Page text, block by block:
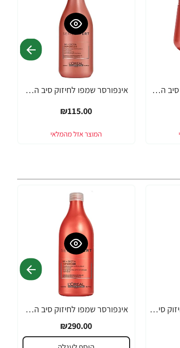
אינפורסר מסכה לחיזוק סיב השערה SERIE EXPERT ביוטין 250 מ"ל - מבית לוריאל פרופסיונל
אינפורסר שמפו לחיזוק סיב השערה SERIE EXPERT ביוטין 500 מ"ל - מבית לוריאל פרופסיונל
₪115.00
אינפורסר קרם הזנה לחיזוק סיב השערה SERIE EXPERT ביוטין 150 מ"ל - מבית לוריאל פרופסיונל
אינפורסר שמפו לחיזוק סיב השערה SERIE EXPERT ביוטין 1500 מ"ל - מבית לוריאל פרופסיונל
₪290.00